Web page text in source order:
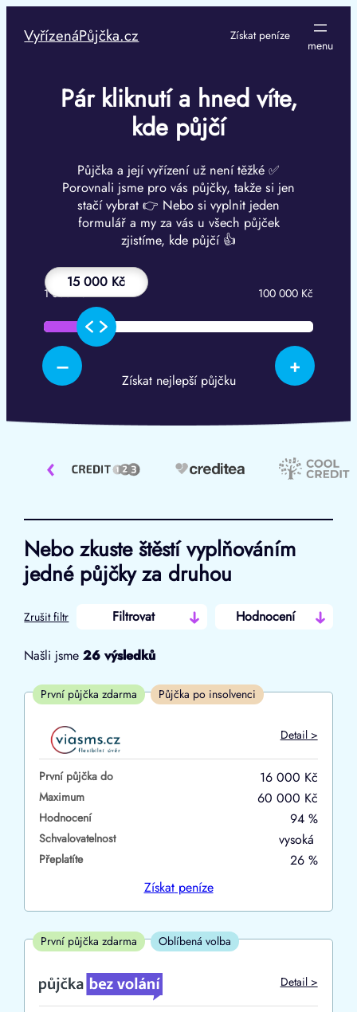
obsah
VyřízenáPůjčka.cz Získat peníze
Pár kliknutí a hned víte,
kde půjčí
Půjčka a její vyřízení už není těžké ✅
Porovnali jsme pro vás půjčky, takže si jen
stačí vybrat 👉 Nebo si vyplnit jeden
formulář a my za vás u všech půjček
zjistíme, kde půjčí 👍
15 000 Kč
– +
1 000 Kč 100 000 Kč
Získat nejlepší půjčku
‹
Nebo zkuste štěstí vyplňováním
jedné půjčky za druhou
Zrušit filtr Filtrovat Hodnocení
Od
První půjčka zdarma
–
ano
ne
ano
ne
V exekuci
ano
Našli jsme26 výsledků
První půjčka zdarma Půjčka po insolvenci
Detail >
První půjčka do 16 000 Kč
Maximum 60 000 Kč
Hodnocení 94 %
Schvalovatelnost vysoká
Přeplatíte
26 %
Získatpeníze
První půjčka zdarma Oblíbená volba
Detail >